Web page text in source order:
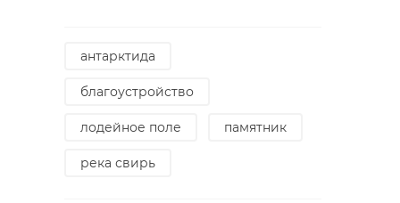
антарктида
благоустройство
лодейное поле памятник
река свирь